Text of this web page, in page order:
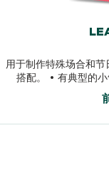
用于制作特殊场合和
搭配。 • 有典型的